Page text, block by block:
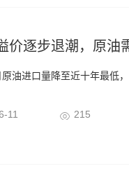
价逐步退潮，原油
油进口量降至近十年最低
11
215